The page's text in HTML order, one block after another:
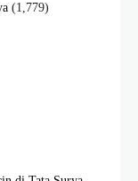
(1,779)